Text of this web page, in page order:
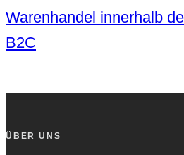
Warenhandel innerhalb
B2C
ÜBER UNS